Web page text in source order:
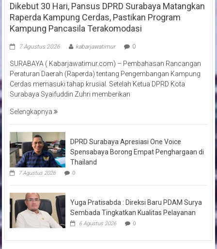
Dikebut 30 Hari, Pansus DPRD Surabaya Matangkan
Raperda Kampung Cerdas, Pastikan Program
Kampung Pancasila Terakomodasi
7 Agustus 2026 kabarjawatimur 0
SURABAYA ( Kabarjawatimur.com) – Pembahasan Rancangan
Peraturan Daerah (Raperda) tentang Pengembangan Kampung
Cerdas memasuki tahap krusial. Setelah Ketua DPRD Kota
Surabaya Syaifuddin Zuhri memberikan
Selengkapnya
DPRD Surabaya Apresiasi One Voice
Spensabaya Borong Empat Penghargaan di
Thailand
7 Agustus 2026 0
Yuga Pratisabda : Direksi Baru PDAM Surya
Sembada Tingkatkan Kualitas Pelayanan
6 Agustus 2026 0